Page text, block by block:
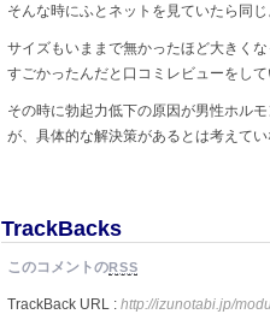
そんな時にふとネットを見ていたら同
サイズもいままで無かったほど大きく
すごかったんだと口コミレビューをして
その時に勃起力低下の原因が男性ホル
が、具体的な解決策があるとは考えてい
TrackBacks
このコメントのRSS
TrackBack URL : http://izunotabi.jp/